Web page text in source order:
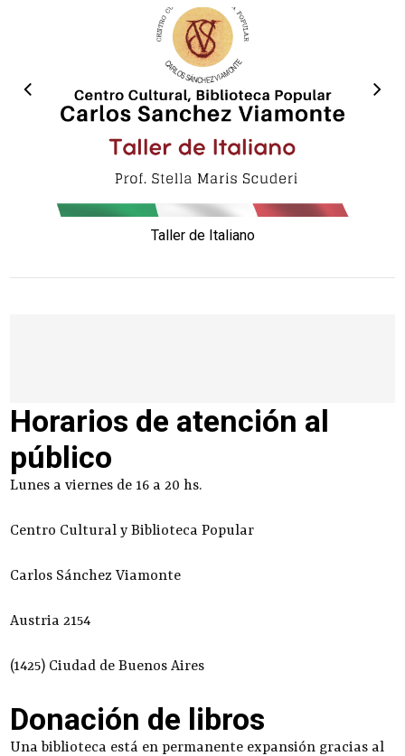
Taller de Italiano
Horarios de atención al
público
Lunes a viernes de 16 a 20 hs.
Centro Cultural y Biblioteca Popular
Carlos Sánchez Viamonte
Austria 2154
(1425) Ciudad de Buenos Aires
Donación de libros
Una biblioteca está en permanente expansión gracias al